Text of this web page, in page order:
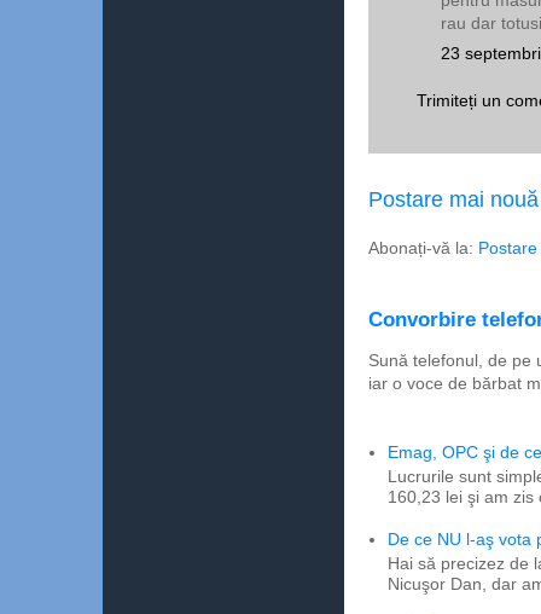
rau dar
23
Trimiteți un
Postare mai nouă
Abonați-vă la:
Convorbire
Sună telefonul, de pe
iar o voce de bărbat
Emag, OPC şi de
Lucrurile sunt
160,23 lei şi am
De ce NU l-aş vota
Hai să precizez de
Nicuşor Dan, dar